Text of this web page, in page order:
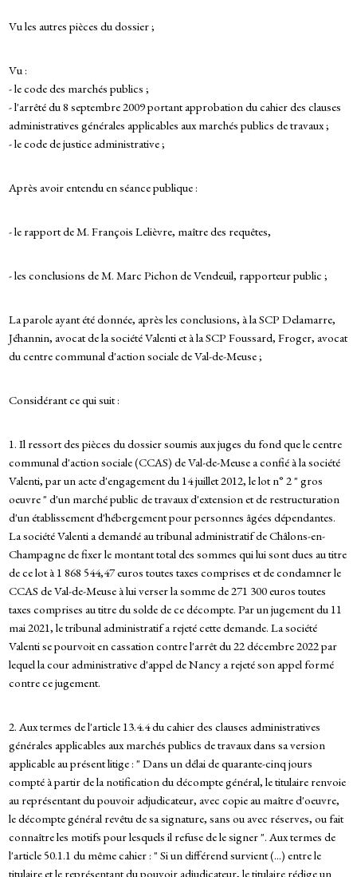
Vu les autres pièces du dossier ;
Vu :
- le code des marchés publics ;
- l'arrêté du 8 septembre 2009 portant approbation du cahier des clauses
administratives générales applicables aux marchés publics de travaux ;
- le code de justice administrative ;
Après avoir entendu en séance publique :
- le rapport de M. François Lelièvre, maître des requêtes,
- les conclusions de M. Marc Pichon de Vendeuil, rapporteur public ;
La parole ayant été donnée, après les conclusions, à la SCP Delamarre,
Jéhannin, avocat de la société Valenti et à la SCP Foussard, Froger, avocat
du centre communal d'action sociale de Val-de-Meuse ;
Considérant ce qui suit :
1. Il ressort des pièces du dossier soumis aux juges du fond que le centre
communal d'action sociale (CCAS) de Val-de-Meuse a confié à la société
Valenti, par un acte d'engagement du 14 juillet 2012, le lot n° 2 " gros
oeuvre " d'un marché public de travaux d'extension et de restructuration
d'un établissement d'hébergement pour personnes âgées dépendantes.
La société Valenti a demandé au tribunal administratif de Châlons-en-
Champagne de fixer le montant total des sommes qui lui sont dues au titre
de ce lot à 1 868 544,47 euros toutes taxes comprises et de condamner le
CCAS de Val-de-Meuse à lui verser la somme de 271 300 euros toutes
taxes comprises au titre du solde de ce décompte. Par un jugement du 11
mai 2021, le tribunal administratif a rejeté cette demande. La société
Valenti se pourvoit en cassation contre l'arrêt du 22 décembre 2022 par
lequel la cour administrative d'appel de Nancy a rejeté son appel formé
contre ce jugement.
2. Aux termes de l'article 13.4.4 du cahier des clauses administratives
générales applicables aux marchés publics de travaux dans sa version
applicable au présent litige : " Dans un délai de quarante-cinq jours
compté à partir de la notification du décompte général, le titulaire renvoie
au représentant du pouvoir adjudicateur, avec copie au maître d'oeuvre,
le décompte général revêtu de sa signature, sans ou avec réserves, ou fait
connaître les motifs pour lesquels il refuse de le signer ". Aux termes de
l'article 50.1.1 du même cahier : " Si un différend survient (...) entre le
titulaire et le représentant du pouvoir adjudicateur, le titulaire rédige un